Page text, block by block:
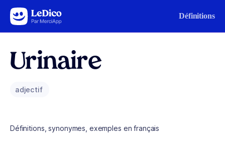
Aller au contenu Définitions
Urinaire
adjectif
Définitions, synonymes, exemples en français